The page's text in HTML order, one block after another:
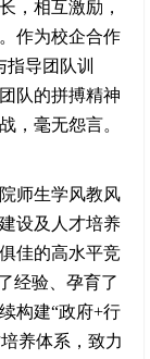
，相互激励，
作为校企合作
导团队训
队的拼搏精神
，毫无怨言。
师生学风教风
设及人才培养
佳的高水平竞
经验、孕育了
构建“政府+行
养体系，致力